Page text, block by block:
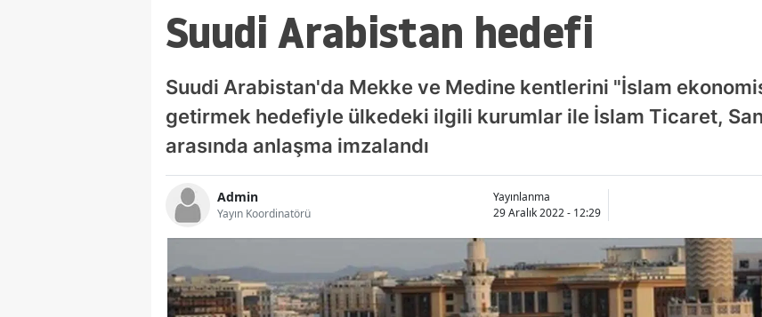
Amasya
Ankara
Antalya
Artvin
Bilecik
Bingöl
Bitlis
Suudi Arabistan hedefi
Suudi Arabistan'da Mekke ve Medine kentlerini "İslam
getirmek hedefiyle ülkedeki ilgili kurumlar ile İslam Ticaret,
arasında anlaşma imzalandı
Admin
Yayın Koordinatörü
Yayınlanma
29 Aralık 2022 - 12:29